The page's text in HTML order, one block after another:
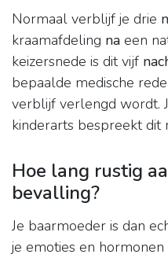
Normaal verblijf je drie
kraamafdeling na een
keizersnede is dit vijf
bepaalde medische
verblijf verlengd wordt.
kinderarts bespreekt dit
Hoe lang rustig
bevalling?
Je baarmoeder is dan
je emoties en